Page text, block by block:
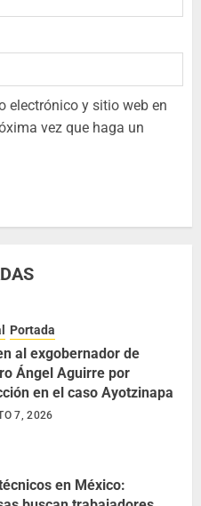
electrónico y sitio web en
vez que haga un
Portada
al exgobernador de
Ángel Aguirre por
en el caso Ayotzinapa
7, 2026
en México: